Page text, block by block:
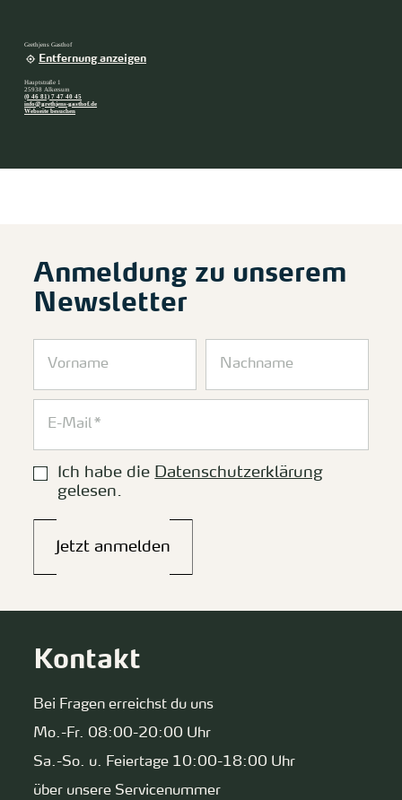
Grethjens Gasthof
Entfernung anzeigen
Hauptstraße 1
25938 Alkersum
(0 46 81) 7 47 40 45
info@grethjens-gasthof.de
Webseite besuchen
Anmeldung zu unserem
Newsletter
Ich habe die Datenschutzerklärung
gelesen.
Jetzt anmelden
Kontakt
Bei Fragen erreichst du uns
Mo.-Fr. 08:00-20:00 Uhr
Sa.-So. u. Feiertage 10:00-18:00 Uhr
über unsere Servicenummer